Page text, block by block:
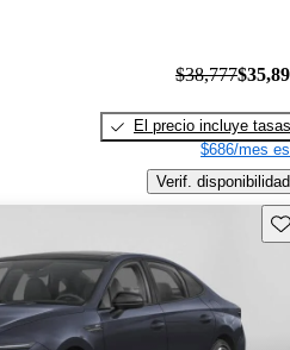
$38,777
El precio incluye tasas
$686/mes
Verif. disponibilidad